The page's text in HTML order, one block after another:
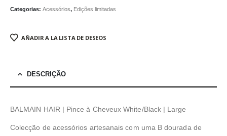
Categorias: Acessórios, Edições limitadas
AÑADIR A LA LISTA DE DESEOS
DESCRIÇÃO
BALMAIN HAIR | Pince à Cheveux White/Black | Large
Colecção de acessórios artesanais com uma B dourada de